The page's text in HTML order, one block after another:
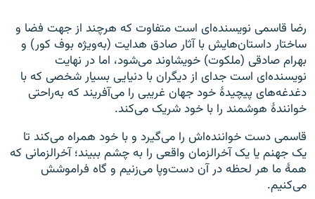
رضا قاسمی نویسنده‌‌ای است متفاوت که هرچند از جهت فضا و
ساختار داستان‌هایش با آثار صادق هدایت (به‌ویژه بوف کور) و
بهرام صادقی (ملکوت) خویشاوند می‌شود، اما در نهایت
نویسنده‌‌ای است جدای از دیگران با دنیایی بسیار شخصی که با
دغدغه‌های پیچیدهٔ خود جهان غریبی را می‌آفریند که به‌راحتی
خوانندهٔ هوشمند را با خود شریک می‌کند.
قاسمی دست خواننده‌‌اش را می‌گیرد و با خود همراه می‌کند تا
یک جهنم یا یک آخرالزمان واقعی را به چشم ببیند؛ آخرالزمانی که
همهٔ ما هر لحظه در آن دست‌وپا می‌زنیم و گاه فراموشش
می‌کنیم.